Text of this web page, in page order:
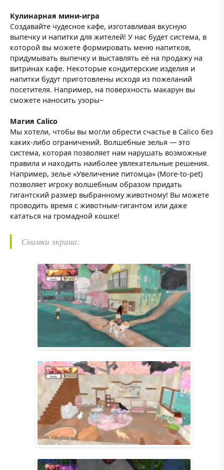
Кулинарная мини-игра
Создавайте чудесное кафе, изготавливая вкусную
выпечку и напитки для жителей! У нас будет система, в
которой вы можете формировать меню напитков,
придумывать выпечку и выставлять её на продажу на
витринах кафе. Некоторые кондитерские изделия и
напитки будут приготовлены исходя из пожеланий
посетителя. Например, на поверхность макарун вы
сможете наносить узоры~
Магия Calico
Мы хотели, чтобы вы могли обрести счастье в Calico без
каких-либо ограничений. Волшебные зелья — это
система, которая позволяет нам нарушать возможные
правила и находить наиболее увлекательные решения.
Например, зелье «Увеличение питомца» (More-to-pet)
позволяет игроку волшебным образом придать
гигантский размер выбранному животному! Вы можете
проводить время с животным-гигантом или даже
кататься на громадной кошке!
Снимки экрана: